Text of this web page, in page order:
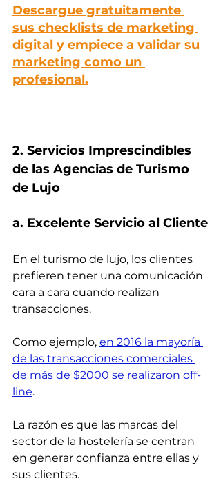
Descargue gratuitamente
sus checklists de marketing
digital y empiece a validar su
marketing como un
profesional.
2. Servicios Imprescindibles
de las Agencias de Turismo
de Lujo
a. Excelente Servicio al Cliente
En el turismo de lujo, los clientes
prefieren tener una comunicación
cara a cara cuando realizan
transacciones.
Como ejemplo, en 2016 la mayoría
de las transacciones comerciales
de más de $2000 se realizaron off-
line.
La razón es que las marcas del
sector de la hostelería se centran
en generar confianza entre ellas y
sus clientes.